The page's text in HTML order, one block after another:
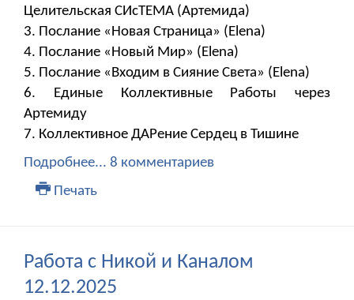
Целительская СИсТЕМА (Артемида)
3. Послание «Новая Страница» (Elena)
4. Послание «Новый Мир» (Elena)
5. Послание «Входим в Сияние Света» (Elena)
6. Единые Коллективные Работы через
Артемиду
7. Коллективное ДАРение Сердец в Тишине
Подробнее... 8 комментариев
Печать
Работа с Никой и Каналом
12.12.2025